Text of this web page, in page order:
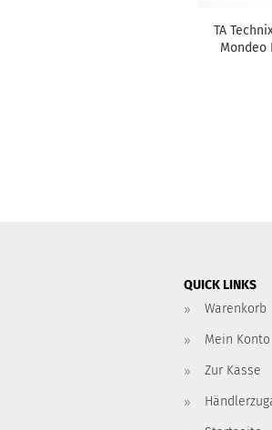
TA
Mon­deo
QUICK LINKS
Warenkorb
Mein Konto
Zur Kasse